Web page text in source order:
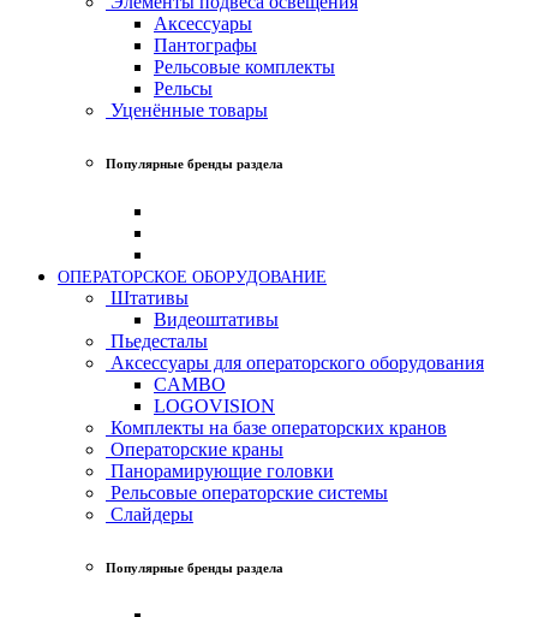
Аксессуары
Пантографы
Рельсовые комплекты
Рельсы
Уценённые товары
Популярные бренды раздела
ОПЕРАТОРСКОЕ ОБОРУДОВАНИЕ
Штативы
Видеоштативы
Пьедесталы
Аксессуары для операторского оборудования
CAMBO
LOGOVISION
Комплекты на базе операторских кранов
Операторские краны
Панорамирующие головки
Рельсовые операторские системы
Слайдеры
Популярные бренды раздела